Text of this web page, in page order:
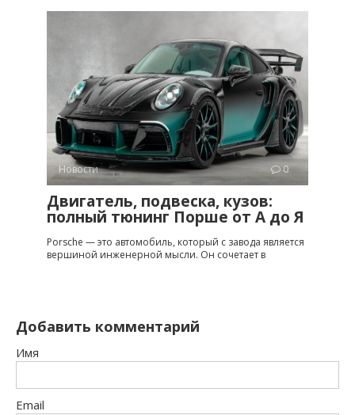
Новости 0
Двигатель, подвеска, кузов:
полный тюнинг Порше от A до Я
Porsche — это автомобиль, который с завода является
вершиной инженерной мысли. Он сочетает в
Добавить комментарий
Имя
Email